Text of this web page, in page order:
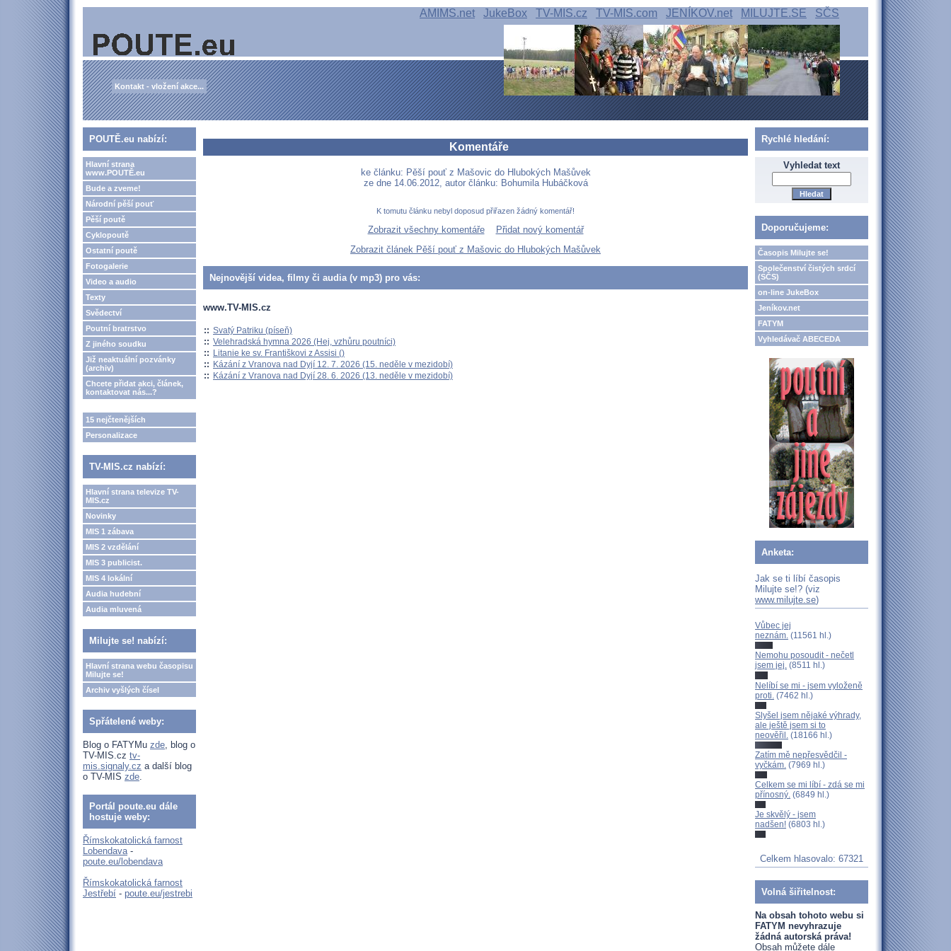
AMIMS.net JukeBox TV-MIS.cz TV-MIS.com JENÍKOV.net MILUJTE.SE SČS
Kontakt - vložení akce...
POUTĚ.eu nabízí:
Hlavní strana
www.POUTĚ.eu
Bude a zveme!
Národní pěší pouť
Pěší poutě
Cyklopoutě
Ostatní poutě
Fotogalerie
Video a audio
Texty
Svědectví
Poutní bratrstvo
Z jiného soudku
Již neaktuální pozvánky
(archiv)
Chcete přidat akci, článek,
kontaktovat nás...?
15 nejčtenějších
Personalizace
TV-MIS.cz nabízí:
Hlavní strana televize TV-
MIS.cz
Novinky
MIS 1 zábava
MIS 2 vzdělání
MIS 3 publicist.
MIS 4 lokální
Audia hudební
Audia mluvená
Milujte se! nabízí:
Hlavní strana webu časopisu
Milujte se!
Archiv vyšlých čísel
Spřátelené weby:
Blog o FATYMu zde, blog o
TV-MIS.cz tv-
mis.signaly.cz a další blog
o TV-MIS zde.
Portál poute.eu dále
hostuje weby:
Římskokatolická farnost
Lobendava-
poute.eu/lobendava
Římskokatolická farnost
Jestřebí - poute.eu/jestrebi
Komentáře
ke článku: Pěší pouť z Mašovic do Hlubokých Mašůvek
ze dne 14.06.2012, autor článku: Bohumila Hubáčková
K tomutu článku nebyl doposud přiřazen žádný komentář!
Zobrazit všechny komentáře
Přidat nový komentář
Zobrazit článek Pěší pouť z Mašovic do Hlubokých Mašůvek
Nejnovější videa, filmy či audia (v mp3) pro vás:
www.TV-MIS.cz
:: Svatý Patriku (píseň)
:: Velehradská hymna 2026 (Hej, vzhůru poutníci)
:: Litanie ke sv. Františkovi z Assisi ()
:: Kázání z Vranova nad Dyjí 12. 7. 2026 (15. neděle v mezidobí)
:: Kázání z Vranova nad Dyjí 28. 6. 2026 (13. neděle v mezidobí)
Rychlé hledání:
Vyhledat text
Doporučujeme:
Časopis Milujte se!
Společenství čistých srdcí
(SČS)
on-line JukeBox
Jeníkov.net
FATYM
Vyhledávač ABECEDA
Anketa:
Jak se ti líbí časopis
Milujte se!? (viz
www.milujte.se)
Vůbec jej
neznám. (11561 hl.)
Nemohu posoudit - nečetl
jsem jej. (8511 hl.)
Nelíbí se mi - jsem vyloženě
proti. (7462 hl.)
Slyšel jsem nějaké výhrady,
ale ještě jsem si to
neověřil. (18166 hl.)
Zatím mě nepřesvědčil -
vyčkám. (7969 hl.)
Celkem se mi líbí - zdá se mi
přínosný. (6849 hl.)
Je skvělý - jsem
nadšen! (6803 hl.)
Celkem hlasovalo: 67321
Volná šiřitelnost:
Na obsah tohoto webu si
FATYM nevyhrazuje
žádná autorská práva!
Obsah můžete dále